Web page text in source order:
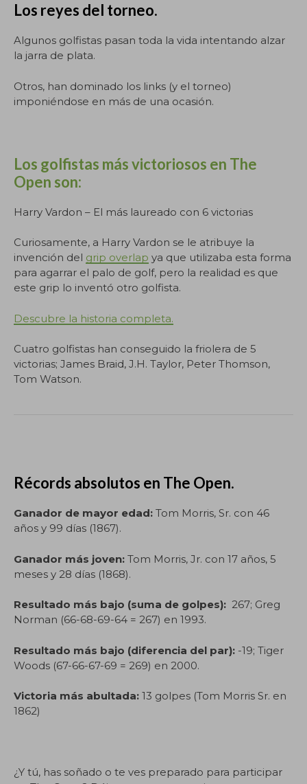
Los reyes del torneo.
Algunos golfistas pasan toda la vida intentando alzar
la jarra de plata.
Otros, han dominado los links (y el torneo)
imponiéndose en más de una ocasión.
Los golfistas más victoriosos en The
Open son:
Harry Vardon – El más laureado con 6 victorias
Curiosamente, a Harry Vardon se le atribuye la
invención del grip overlap ya que utilizaba esta forma
para agarrar el palo de golf, pero la realidad es que
este grip lo inventó otro golfista.
Descubre la historia completa.
Cuatro golfistas han conseguido la friolera de 5
victorias; James Braid, J.H. Taylor, Peter Thomson,
Tom Watson.
Récords absolutos en The Open.
Ganador de mayor edad: Tom Morris, Sr. con 46
años y 99 días (1867).
Ganador más joven: Tom Morris, Jr. con 17 años, 5
meses y 28 días (1868).
Resultado más bajo (suma de golpes): 267; Greg
Norman (66-68-69-64 = 267) en 1993.
Resultado más bajo (diferencia del par): -19; Tiger
Woods (67-66-67-69 = 269) en 2000.
Victoria más abultada: 13 golpes (Tom Morris Sr. en
1862)
¿Y tú, has soñado o te ves preparado para participar